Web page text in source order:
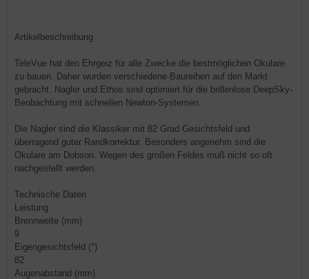
Artikelbeschreibung
TeleVue hat den Ehrgeiz für alle Zwecke die bestmöglichen Okulare
zu bauen. Daher wurden verschiedene Baureihen auf den Markt
gebracht. Nagler und Ethos sind optimiert für die brillenlose DeepSky-
Beobachtung mit schnellen Newton-Systemen.
Die Nagler sind die Klassiker mit 82 Grad Gesichtsfeld und
überragend guter Randkorrektur. Besonders angenehm sind die
Okulare am Dobson. Wegen des großen Feldes muß nicht so oft
nachgestellt werden.
Technische Daten
Leistung
Brennweite (mm)
9
Eigengesichtsfeld (°)
82
Augenabstand (mm)